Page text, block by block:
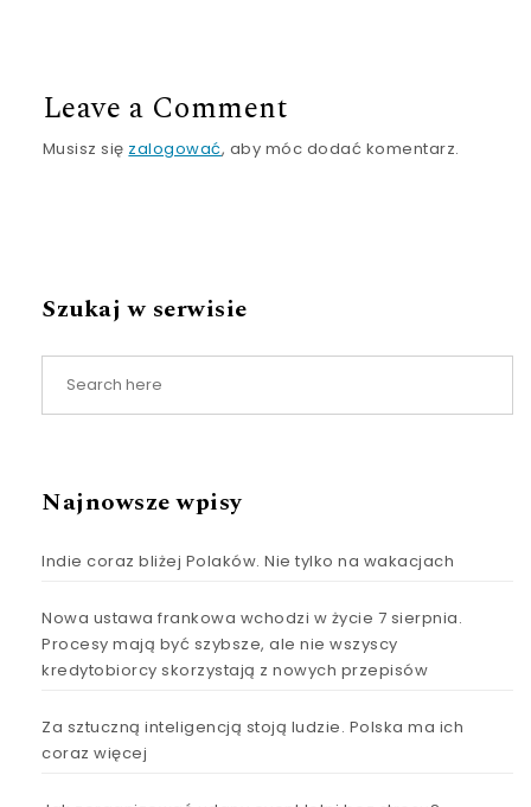
Leave a Comment
Musisz się zalogować, aby móc dodać komentarz.
Szukaj w serwisie
Najnowsze wpisy
Indie coraz bliżej Polaków. Nie tylko na wakacjach
Nowa ustawa frankowa wchodzi w życie 7 sierpnia.
Procesy mają być szybsze, ale nie wszyscy
kredytobiorcy skorzystają z nowych przepisów
Za sztuczną inteligencją stoją ludzie. Polska ma ich
coraz więcej